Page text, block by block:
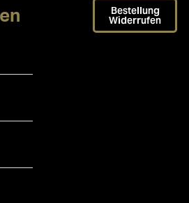
Bestellung
Widerrufen